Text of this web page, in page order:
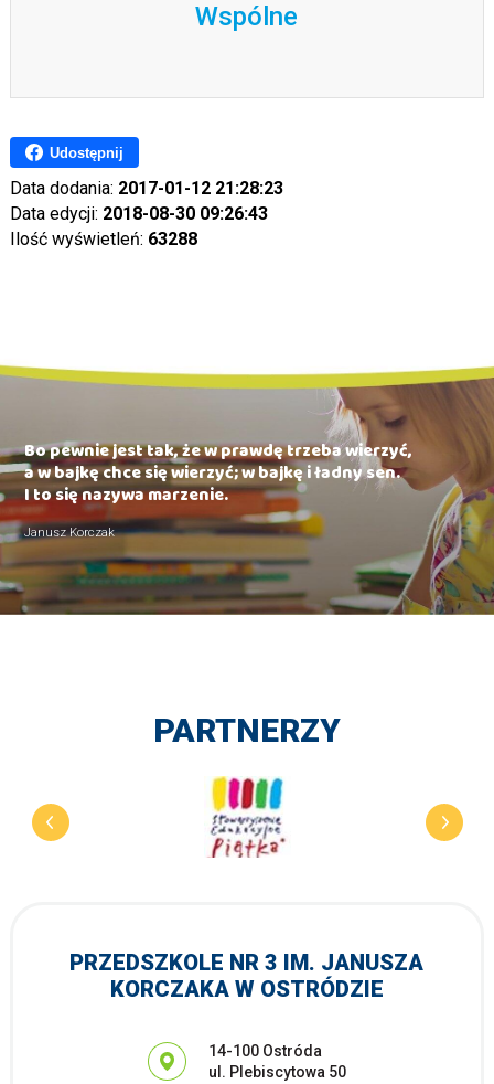
Wspólne
Udostępnij
Data dodania: 2017-01-12 21:28:23
Data edycji: 2018-08-30 09:26:43
Ilość wyświetleń: 63288
Bo pewnie jest tak, że w prawdę trzeba wierzyć,
a w bajkę chce się wierzyć; w bajkę i ładny sen.
I to się nazywa marzenie.
Janusz Korczak
PARTNERZY
PRZEDSZKOLE NR 3 IM. JANUSZA
KORCZAKA W OSTRÓDZIE
Adres pocztowy:
14-100 Ostróda
ul. Plebiscytowa 50